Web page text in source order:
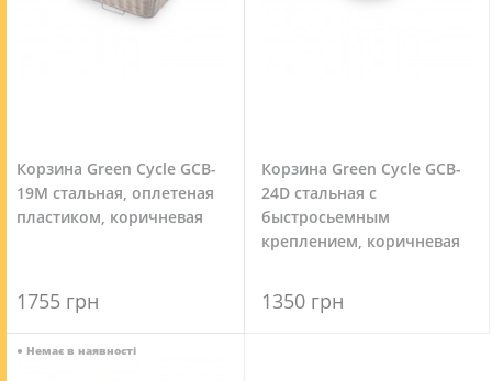
Корзина Green Cycle GCB-
19M стальная, оплетеная
пластиком, коричневая
1755 грн
Корзина Green Cycle GCB-
24D стальная с
быстросьемным
креплением, коричневая
1350 грн
● Немає в наявності